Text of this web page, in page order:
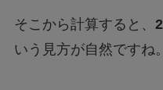
そこから計算すると、
いう見方が自然ですね。